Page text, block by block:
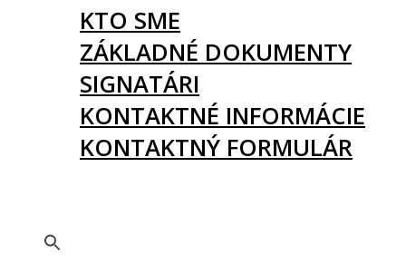
KTO SME
ZÁKLADNÉ DOKUMENTY
SIGNATÁRI
KONTAKTNÉ INFORMÁCIE
KONTAKTNÝ FORMULÁR